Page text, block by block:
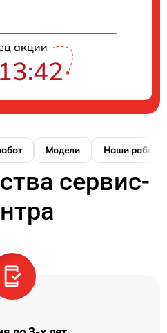
акции
Модели Наши работы
сервис-